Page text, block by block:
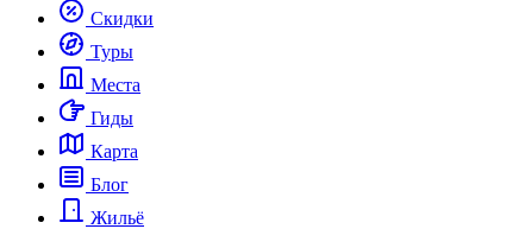
Скидки
Туры
Места
Гиды
Карта
Блог
Жильё